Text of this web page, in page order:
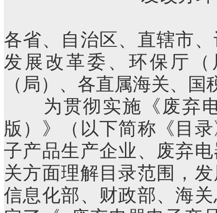
各省、自治区、直辖市
发展改革委、环保厅
（局）、各直属海关、
为贯彻实施《废弃电
版）》（以下简称《目
子产品生产企业、废弃
关方面理解目录范围，
信息化部、财政部、海